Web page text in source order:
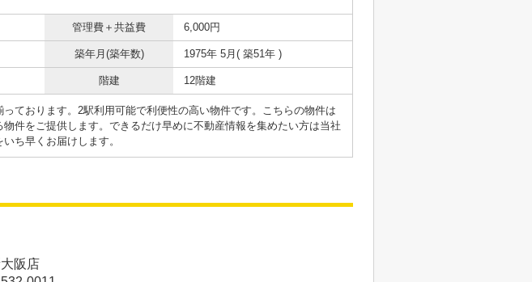
管理費＋共益費 6,000円
築年月(築年数) 1975年 5月( 築51年 )
階建 12階建
ております。2駅利用可能で利便性の高い物件です。こちらの物件は
件をご提供します。できるだけ早めに不動産情報を集めたい方は当社
ち早くお届けします。
阪店